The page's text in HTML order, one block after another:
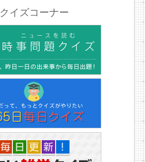
クイズコーナー